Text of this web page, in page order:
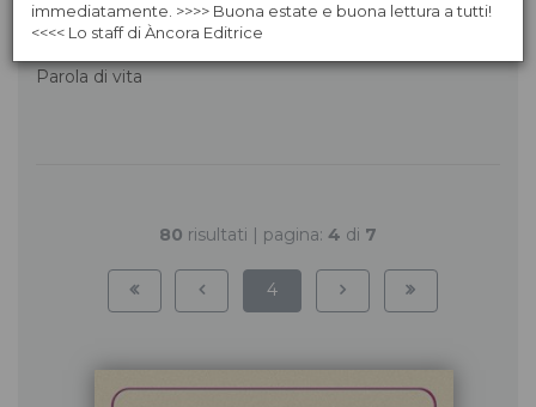
Parola di vita
80 risultati | pagina: 4 di 7
4
immediatamente. >>>> Buona estate e buona lettura a tutti!
<<<< Lo staff di Àncora Editrice